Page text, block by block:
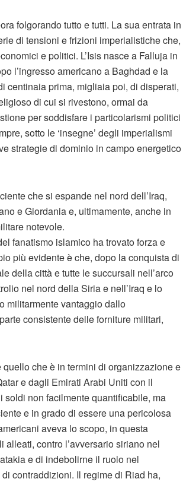
folgorando tutto e tutti. La sua entrata in
di tensioni e frizioni imperialistiche che,
e politici. L’Isis nasce a Falluja in
l’ingresso americano a Baghdad e la
centinaia prima, migliaia poi, di disperati,
di cui si rivestono, ormai da
per soddisfare i particolarismi politici
sotto le ‘insegne’ degli imperialismi
strategie di dominio in campo energetico
che si espande nel nord dell’Iraq,
e Giordania e, ultimamente, anche in
notevole.
fanatismo islamico ha trovato forza e
più evidente è che, dopo la conquista di
della città e tutte le succursali nell’arco
nel nord della Siria e nell’Iraq e lo
militarmente vantaggio dallo
consistente delle forniture militari,
che è in termini di organizzazione e
e dagli Emirati Arabi Uniti con il
soldi non facilmente quantificabile, ma
e in grado di essere una pericolosa
aveva lo scopo, in questa
alleati, contro l’avversario siriano nel
e di indebolirne il ruolo nel
contraddizioni. Il regime di Riad ha,